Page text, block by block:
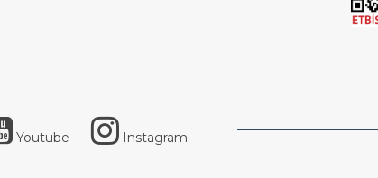
Youtube Instagram